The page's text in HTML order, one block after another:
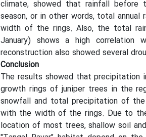
climate, showed that rainfall before
season, or in other words, total
width of the rings. Also, the total
January) shows a high
reconstruction also showed several
Conclusion
The results showed that
growth rings of juniper trees in the
snowfall and total precipitation of the
with the width of the rings. Due to
location of most trees, shallow soil